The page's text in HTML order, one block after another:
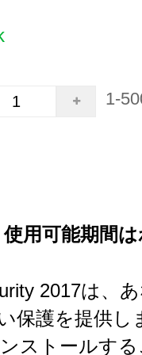
1-
用可能期間
2017は、
保護を提供し
ストールす